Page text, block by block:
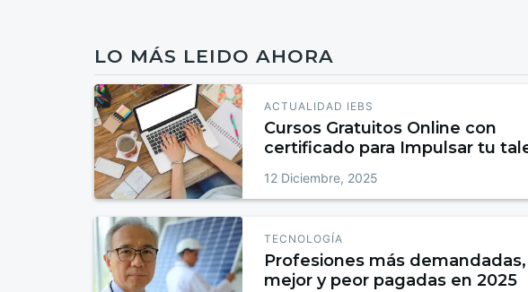
LO MÁS LEIDO AHORA
ACTUALIDAD IEBS
Cursos Gratuitos Online con
certificado para Impulsar tu
12 Diciembre, 2025
TECNOLOGÍA
Profesiones más demandadas,
mejor y peor pagadas en 2025